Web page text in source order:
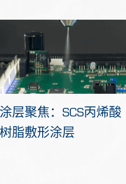
涂层聚焦：SCS丙烯酸
树脂敷形涂层